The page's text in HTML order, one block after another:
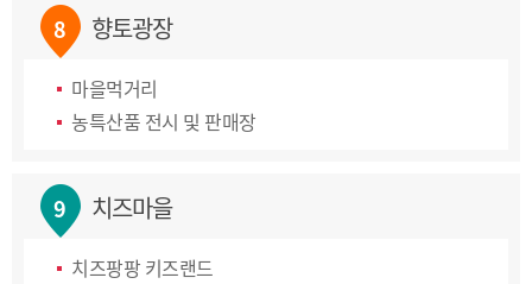
8 향토광장
마을먹거리
농특산품 전시 및 판매장
9 치즈마을
치즈팡팡 키즈랜드